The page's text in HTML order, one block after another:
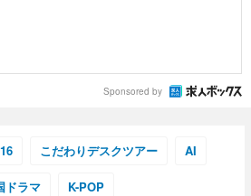
Sponsored by
こだわりデスクツアー AI
ドラマ K-POP